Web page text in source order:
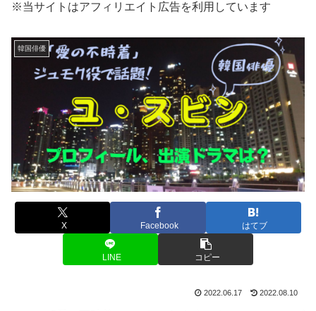
※当サイトはアフィリエイト広告を利用しています
韓国俳優
X Facebook はてブ
LINE コピー
2022.06.17 2022.08.10